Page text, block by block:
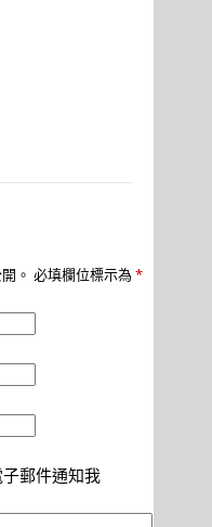
。 必填欄位標示為 *
郵件通知我